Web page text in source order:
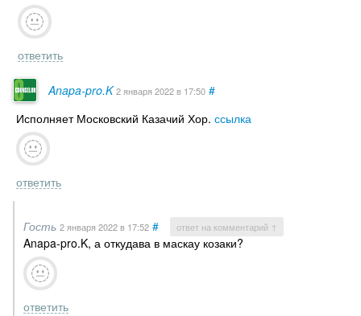
ответить
Anapa-pro.K 2 января 2022в 17:50 #
Исполняет Московский Казачий Хор. ссылка
ответить
Гость 2 января 2022в 17:52 # ответ на комментарий ↑
Anapa-pro.K, а откудава в маскау козаки?
ответить